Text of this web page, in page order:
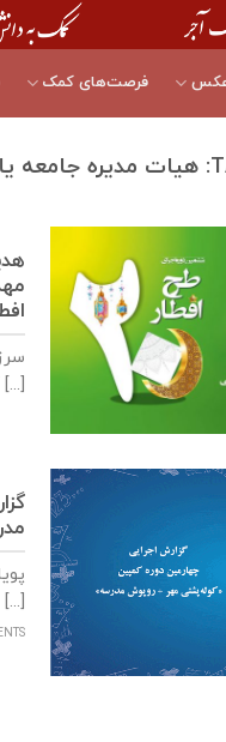
عکس فرصت‌های کمک
هیات مدیره جامعه
آینده نسلی را
پیداست «مجتبی